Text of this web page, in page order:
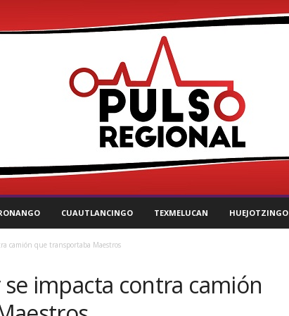
CUAUTLANCINGO TEXMELUCAN HUEJOTZINGO
camión que transportaba Maestros
impacta contra camión